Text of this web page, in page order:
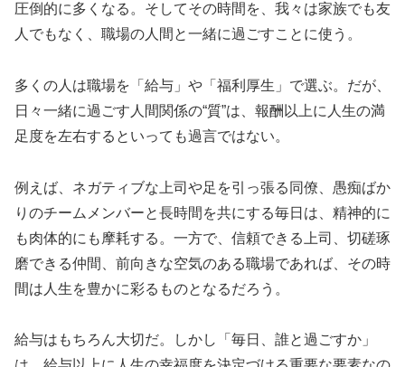
圧倒的に多くなる。そしてその時間を、我々は家族でも友
人でもなく、職場の人間と一緒に過ごすことに使う。
多くの人は職場を「給与」や「福利厚生」で選ぶ。だが、
日々一緒に過ごす人間関係の“質”は、報酬以上に人生の満
足度を左右するといっても過言ではない。
例えば、ネガティブな上司や足を引っ張る同僚、愚痴ばか
りのチームメンバーと長時間を共にする毎日は、精神的に
も肉体的にも摩耗する。一方で、信頼できる上司、切磋琢
磨できる仲間、前向きな空気のある職場であれば、その時
間は人生を豊かに彩るものとなるだろう。
給与はもちろん大切だ。しかし「毎日、誰と過ごすか」